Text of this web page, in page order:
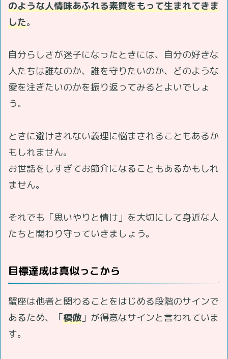
のような人情味あふれる素質をもって生まれてきま
した。
自分らしさが迷子になったときには、自分の好きな
人たちは誰なのか、誰を守りたいのか、どのような
愛を注ぎたいのかを振り返ってみるとよいでしょ
う。
ときに避けきれない義理に悩まされることもあるか
もしれません。
お世話をしすぎてお節介になることもあるかもしれ
ません。
それでも「思いやりと情け」を大切にして身近な人
たちと関わり守っていきましょう。
目標達成は真似っこから
蟹座は他者と関わることをはじめる段階のサインで
あるため、「模倣 」が得意なサインと言われていま
す。